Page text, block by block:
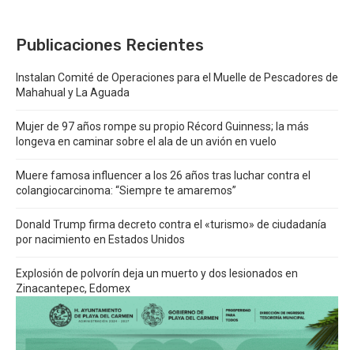
Publicaciones Recientes
Instalan Comité de Operaciones para el Muelle de Pescadores de
Mahahual y La Aguada
Mujer de 97 años rompe su propio Récord Guinness; la más
longeva en caminar sobre el ala de un avión en vuelo
Muere famosa influencer a los 26 años tras luchar contra el
colangiocarcinoma: “Siempre te amaremos”
Donald Trump firma decreto contra el «turismo» de ciudadanía
por nacimiento en Estados Unidos
Explosión de polvorín deja un muerto y dos lesionados en
Zinacantepec, Edomex